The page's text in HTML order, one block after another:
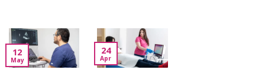
12
May
24
Apr